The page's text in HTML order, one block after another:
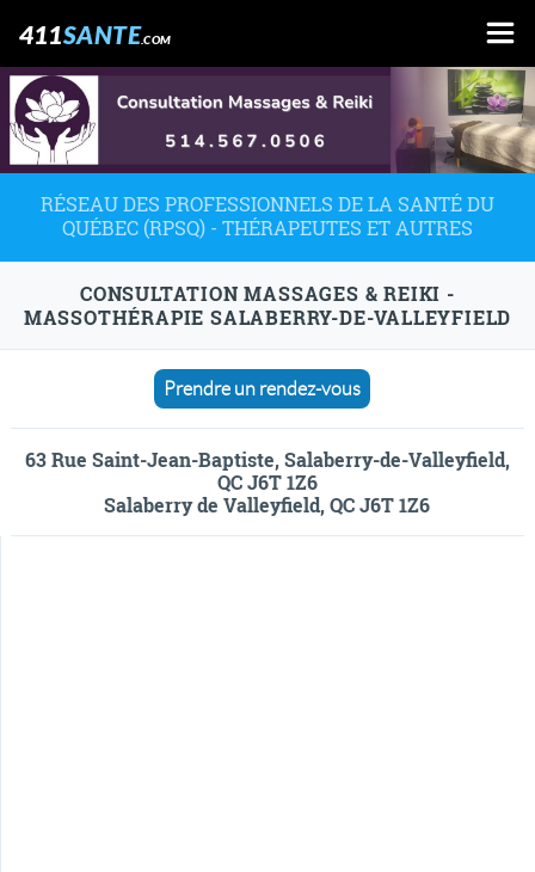
411SANTE.COM
RÉSEAU DES PROFESSIONNELS DE LA SANTÉ DU
QUÉBEC (RPSQ) - THÉRAPEUTES ET AUTRES
CONSULTATION MASSAGES & REIKI -
MASSOTHÉRAPIE SALABERRY-DE-VALLEYFIELD
Prendre un rendez-vous
63 Rue Saint-Jean-Baptiste, Salaberry-de-Valleyfield,
QC J6T 1Z6
Salaberry de Valleyfield, QC J6T 1Z6